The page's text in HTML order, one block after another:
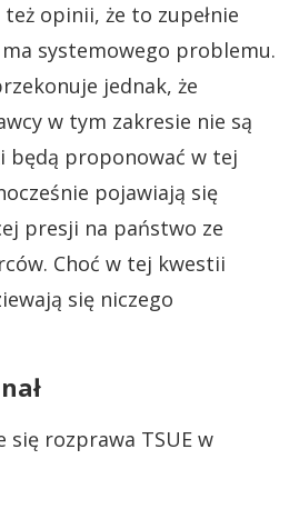
opinii, że to zupełnie
systemowego problemu.
jednak, że
w tym zakresie nie są
będą proponować w tej
pojawiają się
presji na państwo ze
Choć w tej kwestii
się niczego
się rozprawa TSUE w